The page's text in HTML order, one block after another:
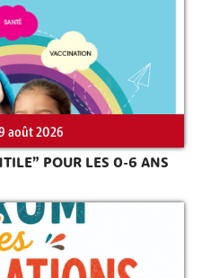
août 2026
POUR LES 0-6 ANS